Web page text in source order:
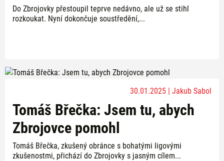
Do Zbrojovky přestoupil teprve nedávno, ale už se stihl
rozkoukat. Nyní dokončuje soustředění,...
30.01.2025 | Jakub Sabol
Tomáš Břečka: Jsem tu, abych
Zbrojovce pomohl
Tomáš Břečka, zkušený obránce s bohatými ligovými
zkušenostmi, přichází do Zbrojovky s jasným cílem...